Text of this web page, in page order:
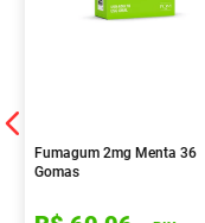
Fumagum 2mg Menta 36
Gomas